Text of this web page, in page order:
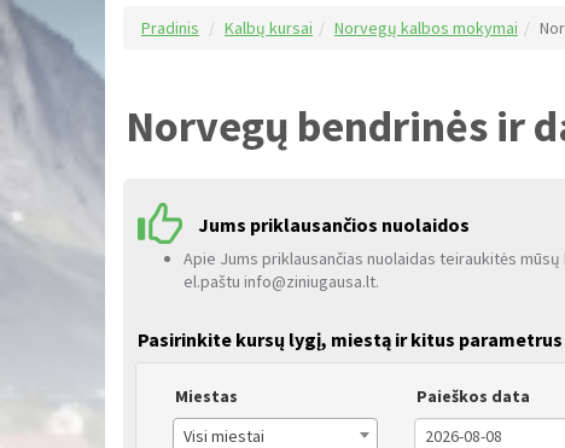
Pradinis Kalbų kursai Norvegų kalbos mokymai
Norvegų bendrinės ir
Jums priklausančios nuolaidos
Apie Jums priklausančias nuolaidas teiraukitės
el.paštu info@ziniugausa.lt.
Pasirinkite kursų lygį, miestą ir kitus parametrus
Miestas
Visi miestai
Paieškos data